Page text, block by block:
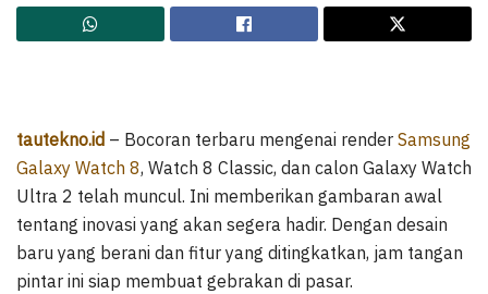
tautekno.id – Bocoran terbaru mengenai render Samsung
Galaxy Watch 8, Watch 8 Classic, dan calon Galaxy Watch
Ultra 2 telah muncul. Ini memberikan gambaran awal
tentang inovasi yang akan segera hadir. Dengan desain
baru yang berani dan fitur yang ditingkatkan, jam tangan
pintar ini siap membuat gebrakan di pasar.